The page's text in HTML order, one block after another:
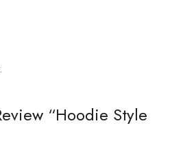
“Hoodie Style